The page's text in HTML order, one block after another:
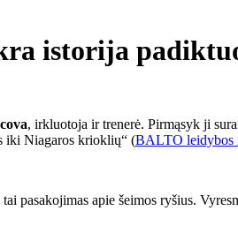
istorija
, irkluotoja ir trenerė. Pirmąsyk ji
iki Niagaros krioklių“ (BALTO leidybos
pasakojimas apie šeimos ryšius.